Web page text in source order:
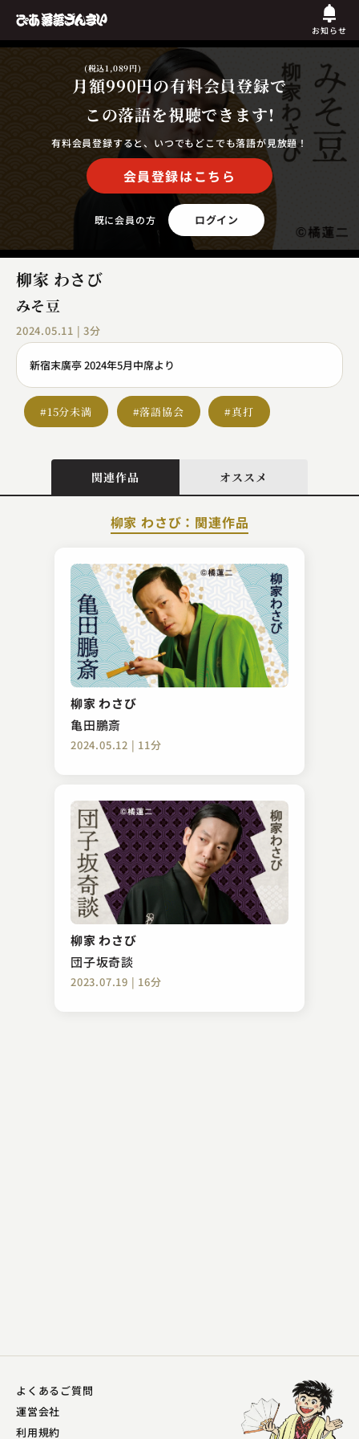
お知らせ
月額990円
(税込1,089円)
の有料会員登録で
この落語を視聴できます!
有料会員登録すると、いつでもどこでも落語が見放題！
会員登録はこちら
既に会員の方 ログイン
柳家 わさび
みそ豆
2024.05.11 | 3分
新宿末廣亭 2024年5月中席より
#15分未満 #落語協会 #真打
関連作品 オススメ
柳家 わさび：関連作品
柳家 わさび
亀田鵬斎
2024.05.12 | 11分
柳家 わさび
団子坂奇談
2023.07.19 | 16分
林家 種平
ぼやき酒屋
2024.10.03 | 13分
金原亭 龍馬
湯屋番
2023.09.20 | 13分
よくあるご質問
運営会社
利用規約